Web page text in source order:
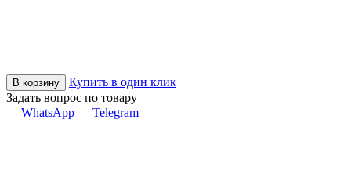
В корзину
Купить в один клик
Задать вопрос по товару
WhatsApp
Telegram